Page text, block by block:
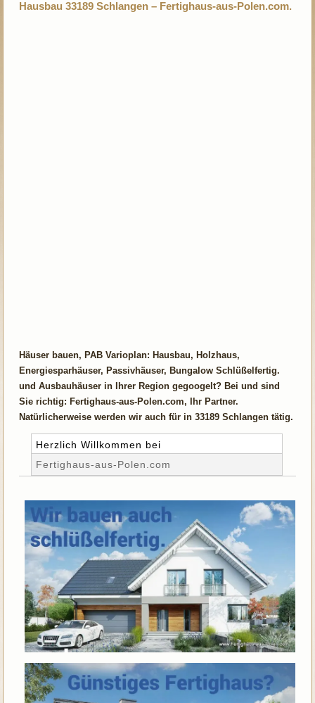
Hausbau 33189 Schlangen – Fertighaus-aus-Polen.com.
Häuser bauen, PAB Varioplan: Hausbau, Holzhaus,
Energiesparhäuser, Passivhäuser, Bungalow Schlüßelfertig.
und Ausbauhäuser in Ihrer Region gegoogelt? Bei und sind
Sie richtig: Fertighaus-aus-Polen.com, Ihr Partner.
Natürlicherweise werden wir auch für in 33189 Schlangen tätig.
Herzlich Willkommen bei
Fertighaus-aus-Polen.com